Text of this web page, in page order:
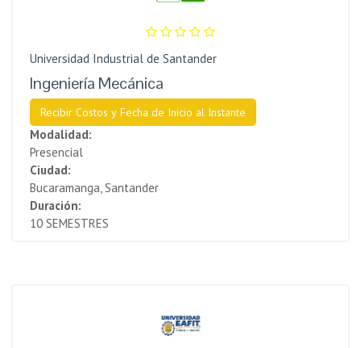
Universidad Industrial de Santander
Ingeniería Mecánica
Recibir Costos y Fecha de Inicio al Instante
Modalidad:
Presencial
Ciudad:
Bucaramanga, Santander
Duración:
10 SEMESTRES